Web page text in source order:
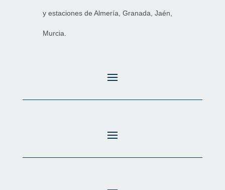
y estaciones de Almería, Granada, Jaén,
Murcia.